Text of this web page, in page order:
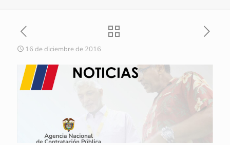
16 de diciembre de 2016